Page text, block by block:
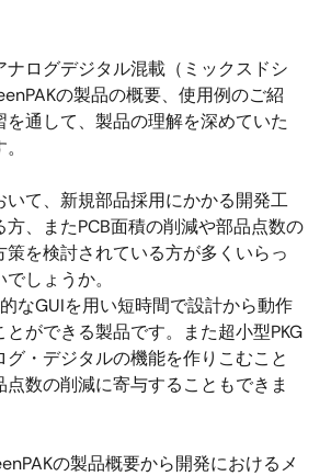
ナログデジタル混載（ミックスドシ
の製品の概要、使用例のご紹
通して、製品の理解を深めていた
いて、新規部品採用にかかる開発工
、またPCB面積の削減や部品点数の
を検討されている方が多くいらっ
しょうか。
なGUIを用い短時間で設計から動作
ができる製品です。また超小型PKG
グ・デジタルの機能を作りこむこと
数の削減に寄与することもできま
の製品概要から開発におけるメ